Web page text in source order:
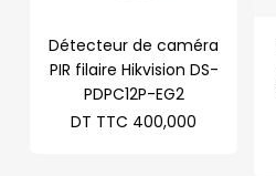
Détecteur de caméra
PIR filaire Hikvision DS-
PDPC12P-EG2
DT TTC 400,000